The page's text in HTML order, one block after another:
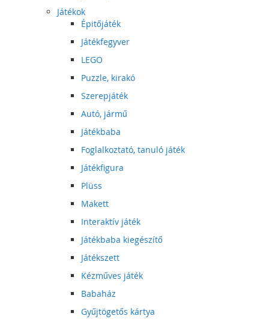
Játékok
Épitőjáték
Játékfegyver
LEGO
Puzzle, kirakó
Szerepjáték
Autó, jármű
Játékbaba
Foglalkoztató, tanuló játék
Játékfigura
Plüss
Makett
Interaktív játék
Játékbaba kiegészítő
Játékszett
Kézműves játék
Babaház
Gyűjtögetős kártya